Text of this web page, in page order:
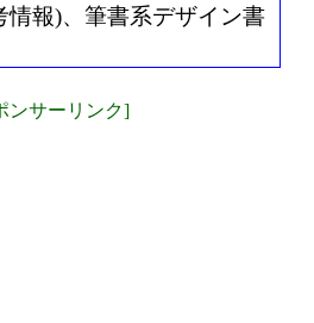
情報)、筆書系デザイン書
ンサーリンク]